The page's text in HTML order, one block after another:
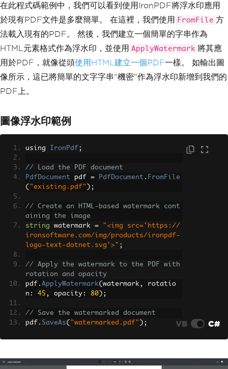
在此程式碼範例中，我們可以看到使用IronPDF將浮水印應用
於現有PDF文件是多麼簡單。 在這裡，我們使用
FromFile 方
法載入現有的PDF。 然後，我們建立一個簡單的字串作為
HTML元素格式作為浮水印，並使用 ApplyWatermark 將其應
用於PDF，就像從頭使用HTML建立一個PDF一樣。 如輸出圖
像所示，這已將簡單的文字字串"機密"作為浮水印新增到我們的
PDF上。
圖像浮水印範例
using IronPdf ;
// Load the PDF document
PdfDocument pdf = PdfDocument . FromFile
( "existing.pdf" );
// Create an HTML-based watermark cont
aining the image
string watermark =
"<img src='https://
ironsoftware.com/img/products/ironpdf-
logo-text-dotnet.svg'>" ;
// Apply the watermark to the PDF with
rotation and opacity
pdf . ApplyWatermark( watermark,
rotatio
n : 45 , opacity : 80 );
// Save the watermarked document
pdf . SaveAs( "watermarked.pdf" ); VB C#